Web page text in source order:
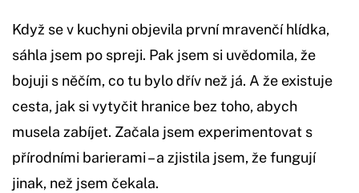
Když se v kuchyni objevila první mravenčí hlídka,
sáhla jsem po spreji. Pak jsem si uvědomila, že
bojuji s něčím, co tu bylo dřív než já. A že existuje
cesta, jak si vytyčit hranice bez toho, abych
musela zabíjet. Začala jsem experimentovat s
přírodními barierami – a zjistila jsem, že fungují
jinak, než jsem čekala.